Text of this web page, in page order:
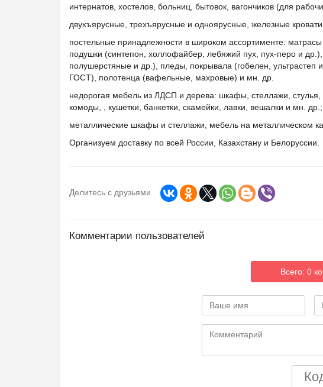
интернатов, хостелов, больниц, бытовок, вагончиков (для
двухъярусные, трехъярусные и одноярусные, железные
постельные принадлежности в широком ассортименте:
подушки (синтепон, холлофайбер, лебяжий пух, пух-перо и
полушерстяные и др.), пледы, покрывала (гобелен, ультрастеп
ГОСТ), полотенца (вафельные, махровые) и мн. др.
недорогая мебель из ЛДСП и дерева: шкафы, стеллажи,
комоды, , кушетки, банкетки, скамейки, лавки, вешалки и мн. др.;
металлические шкафы и стеллажи, мебель на металлическом
Организуем доставку по всей России, Казахстану и Белоруссии.
Делитесь с друзьями
Комментарии пользователей
Всего: 0